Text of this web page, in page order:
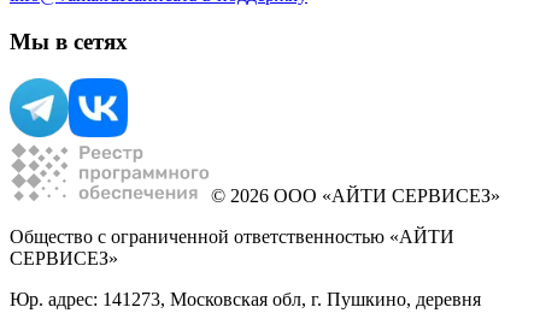
Мы в сетях
© 2026 ООО «АЙТИ СЕРВИСЕЗ»
Общество с ограниченной ответственностью «АЙТИ
СЕРВИСЕЗ»
Юр. адрес: 141273, Московская обл, г. Пушкино, деревня